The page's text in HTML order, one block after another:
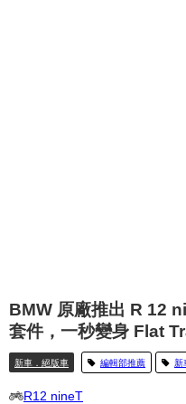
BMW 原廠推出 R 12
套件，一秒變身 Flat
新車．絕版車 編輯部推薦 新
R12 nineT